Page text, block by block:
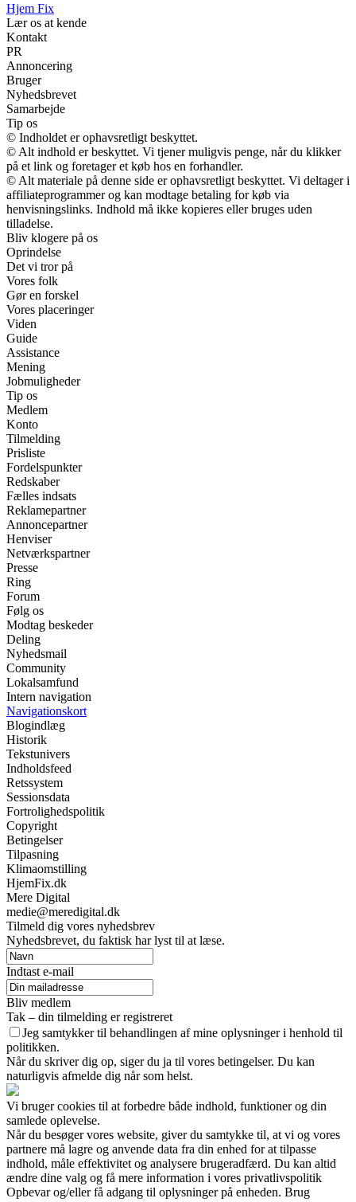
Hjem Fix
Lær os at kende
Kontakt
PR
Annoncering
Bruger
Nyhedsbrevet
Samarbejde
Tip os
© Indholdet er ophavsretligt beskyttet.
© Alt indhold er beskyttet. Vi tjener muligvis penge, når du klikker
på et link og foretager et køb hos en forhandler.
© Alt materiale på denne side er ophavsretligt beskyttet. Vi deltager i
affiliateprogrammer og kan modtage betaling for køb via
henvisningslinks. Indhold må ikke kopieres eller bruges uden
tilladelse.
Bliv klogere på os
Oprindelse
Det vi tror på
Vores folk
Gør en forskel
Vores placeringer
Viden
Guide
Assistance
Mening
Jobmuligheder
Tip os
Medlem
Konto
Tilmelding
Prisliste
Fordelspunkter
Redskaber
Fælles indsats
Reklamepartner
Annoncepartner
Henviser
Netværkspartner
Presse
Ring
Forum
Følg os
Modtag beskeder
Deling
Nyhedsmail
Community
Lokalsamfund
Intern navigation
Navigationskort
Blogindlæg
Historik
Tekstunivers
Indholdsfeed
Retssystem
Sessionsdata
Fortrolighedspolitik
Copyright
Betingelser
Tilpasning
Klimaomstilling
HjemFix.dk
Mere Digital
medie@meredigital.dk
Tilmeld dig vores nyhedsbrev
Nyhedsbrevet, du faktisk har lyst til at læse.
Indtast e-mail
Bliv medlem
Tak – din tilmelding er registreret
Jeg samtykker til behandlingen af mine oplysninger i henhold til
politikken.
Når du skriver dig op, siger du ja til vores betingelser. Du kan
naturligvis afmelde dig når som helst.
Vi bruger cookies til at forbedre både indhold, funktioner og din
samlede oplevelse.
Når du besøger vores website, giver du samtykke til, at vi og vores
partnere må lagre og anvende data fra din enhed for at tilpasse
indhold, måle effektivitet og analysere brugeradfærd. Du kan altid
ændre dine valg og få mere information i vores privatlivspolitik
Opbevar og/eller få adgang til oplysninger på enheden. Brug